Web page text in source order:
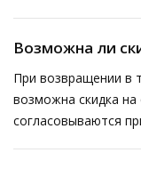
Возможна ли
При возвращении в
возможна скидка на
согласовываются